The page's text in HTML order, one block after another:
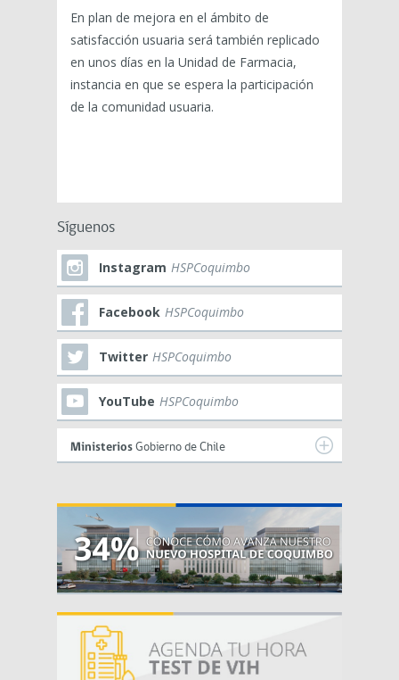
En plan de mejora en el ámbito de
satisfacción usuaria será también replicado
en unos días en la Unidad de Farmacia,
instancia en que se espera la participación
de la comunidad usuaria.
Síguenos
Instagram HSPCoquimbo
Facebook HSPCoquimbo
Twitter HSPCoquimbo
YouTube HSPCoquimbo
Ministerios Gobierno de Chile